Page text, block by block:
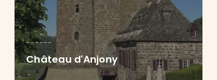
Château d'Anjony